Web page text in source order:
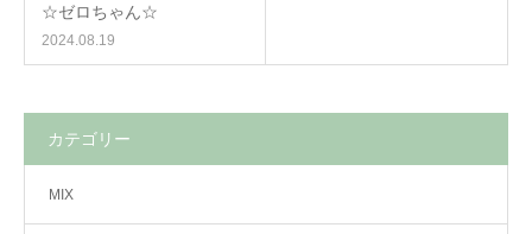
☆ゼロちゃん☆
2024.08.19
カテゴリー
MIX